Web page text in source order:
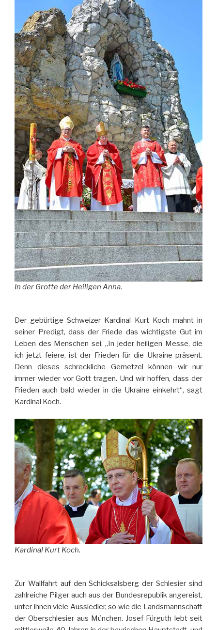
In der Grotte der Heiligen Anna.
Der gebürtige Schweizer Kardinal Kurt Koch mahnt in
seiner Predigt, dass der Friede das wichtigste Gut im
Leben des Menschen sei. „In jeder heiligen Messe, die
ich jetzt feiere, ist der Frieden für die Ukraine präsent.
Denn dieses schreckliche Gemetzel können wir nur
immer wieder vor Gott tragen. Und wir hoffen, dass der
Frieden auch bald wieder in die Ukraine einkehrt“, sagt
Kardinal Koch.
Kardinal Kurt Koch.
Zur Wallfahrt auf den Schicksalsberg der Schlesier sind
zahlreiche Pilger auch aus der Bundesrepublik angereist,
unter ihnen viele Aussiedler, so wie die Landsmannschaft
der Oberschlesier aus München. Josef Fürguth lebt seit